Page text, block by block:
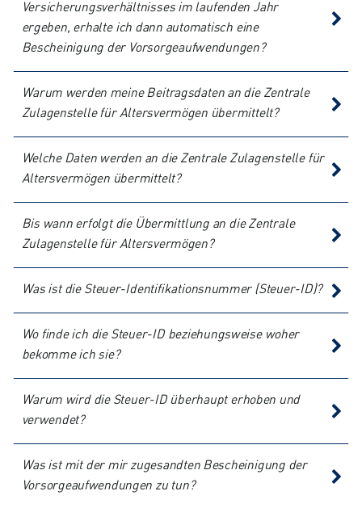
Versicherungsverhältnisses im laufenden Jahr
ergeben, erhalte ich dann automatisch eine
Bescheinigung der Vorsorgeaufwendungen?
Warum werden meine Beitragsdaten an die Zentrale
Zulagenstelle für Altersvermögen übermittelt?
Welche Daten werden an die Zentrale Zulagenstelle für
Altersvermögen übermittelt?
Bis wann erfolgt die Übermittlung an die Zentrale
Zulagenstelle für Altersvermögen?
Was ist die Steuer-Identifikationsnummer (Steuer-ID)?
Wo finde ich die Steuer-ID beziehungsweise woher
bekomme ich sie?
Warum wird die Steuer-ID überhaupt erhoben und
verwendet?
Was ist mit der mir zugesandten Bescheinigung der
Vorsorgeaufwendungen zu tun?